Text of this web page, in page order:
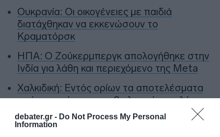
debater.gr - Do Not Process My Personal
Information
Ουκρανία: Οι οικογένειες με παιδιά
διατάχθηκαν να εκκενώσουν το
Κραματόρσκ
ΗΠΑ: Ο Ζούκερμπεργκ απολογήθηκε στην
Ινδία για λάθη και περιεχόμενο της Meta
Χαλκιδική: Εντός ορίων τα αποτελέσματα
από τις πρώτες μικροβιολογικές αναλύσεις
στο πόσιμο νερό